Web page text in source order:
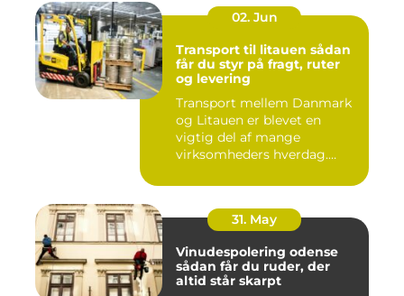
02. Jun
Transport til litauen sådan
får du styr på fragt, ruter
og levering
Transport mellem Danmark
og Litauen er blevet en
vigtig del af mange
virksomheders hverdag.
31. May
Vinudespolering odense
sådan får du ruder, der
altid står skarpt